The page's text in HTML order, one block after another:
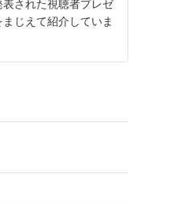
された視聴者プレゼ
じえて紹介していま